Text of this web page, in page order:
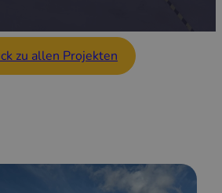
zu allen Projekten